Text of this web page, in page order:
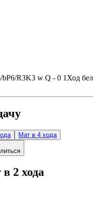
R3K3 w Q - 0 1 Ход
Мат в 4 хода
в 2 хода